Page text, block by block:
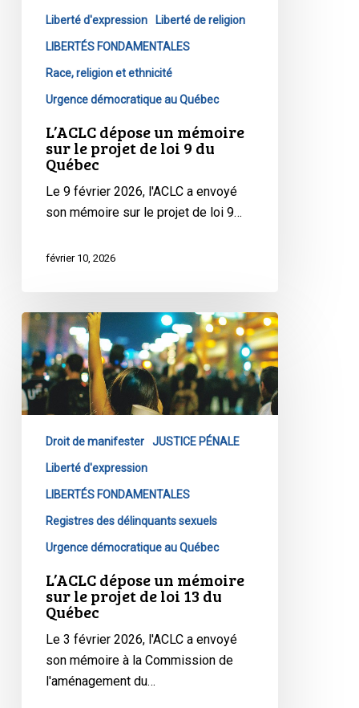
Liberté d'expression Liberté de religion
LIBERTÉS FONDAMENTALES
Race, religion et ethnicité
Urgence démocratique au Québec
L’ACLC dépose un mémoire
sur le projet de loi 9 du
Québec
Le 9 février 2026, l'ACLC a envoyé
son mémoire sur le projet de loi 9…
février 10, 2026
L’ACLC
dépose
un
mémoire
sur
projet
Québec
Droit de manifester JUSTICE PÉNALE
Liberté d'expression
LIBERTÉS FONDAMENTALES
Registres des délinquants sexuels
Urgence démocratique au Québec
L’ACLC dépose un mémoire
sur le projet de loi 13 du
Québec
Le 3 février 2026, l'ACLC a envoyé
son mémoire à la Commission de
l'aménagement du…